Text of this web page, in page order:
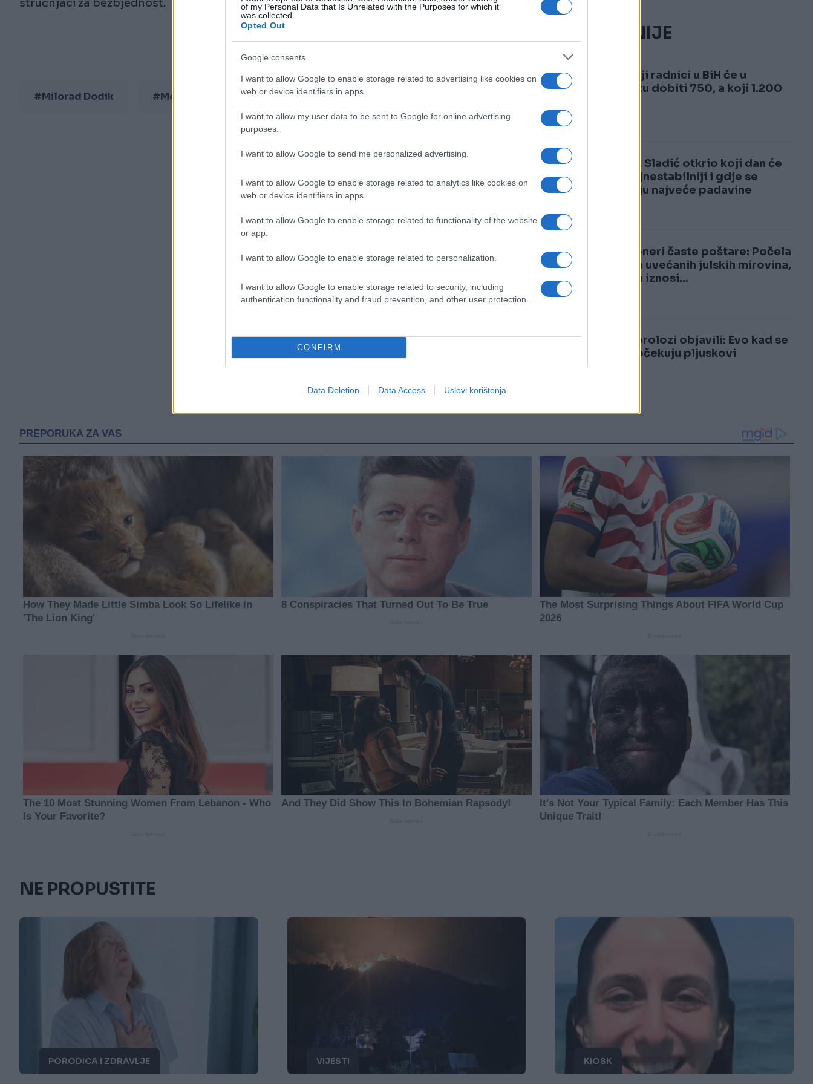
of my Personal Data that Is Unrelated with the Purposes for which it
was collected.
Opted Out
Google consents
I want to allow Google to enable storage related to advertising like cookies on
web or device identifiers in apps.
I want to allow my user data to be sent to Google for online advertising
purposes.
I want to allow Google to send me personalized advertising.
I want to allow Google to enable storage related to analytics like cookies on
web or device identifiers in apps.
I want to allow Google to enable storage related to functionality of the website
or app.
I want to allow Google to enable storage related to personalization.
I want to allow Google to enable storage related to security, including
authentication functionality and fraud prevention, and other user protection.
CONFIRM
Data Deletion Data Access Uslovi korištenja
stručnjaci za bezbjednost.
#Milorad Dodik #Moskva
NAJČITANIJE
1
Evo koji radnici u BiH će u
avgustu dobiti 750, a koji 1.200
2
Nedim Sladić otkrio koji dan će
biti najnestabilniji i gdje se
očekuju najveće padavine
3
Penzioneri časte poštare: Počela
isplata uvećanih julskih mirovina,
najniža iznosi...
4
Meteorolozi objavili: Evo kad se
u BiH očekuju pljuskovi
NE PROPUSTITE
PORODICA I ZDRAVLJE VIJESTI KIOSK